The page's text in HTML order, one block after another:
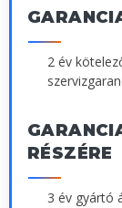
2 év
RÉSZÉRE
3 év gyártó